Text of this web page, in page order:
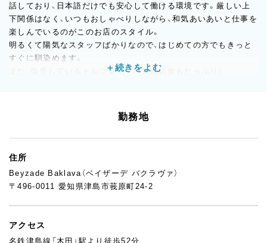
話しており、日本語だけでも安心して働ける環境です。厳しい上
下関係はなく、いつもおしゃべりしながら、和気あいあいと仕事を
楽しんでいるのがこのお店のスタイル。
明るくて陽気なスタッフばかりなので、はじめての方でもきっと
すぐに馴染めます。
また、販売しているトルコ菓子やパンは試食もたっぷり！
そしてこの環境は、「いつか海外で働いてみたい」「異文化のなか
で自分の感性を試してみたい」と考えているあなたにとって、きっ
ここには、トルコ本場の味や技術に触れながら、“日本人として何
ができるか”を試せる現場があります。
日々の会話の中で、自然とトルコ語や英語が耳に入り、異文化を感
り、仕事を通じて“プチ海外修行”ができる環境です。
「日本人としての味覚や感性を、異文化のなかでどう活かせるか」
勤務地
住所
Beyzade Baklava（ベイザーデ バクラヴァ）
〒496-0011 愛知県津島市莪原町24-2
アクセス
名鉄津島線「木田」駅より徒歩52分